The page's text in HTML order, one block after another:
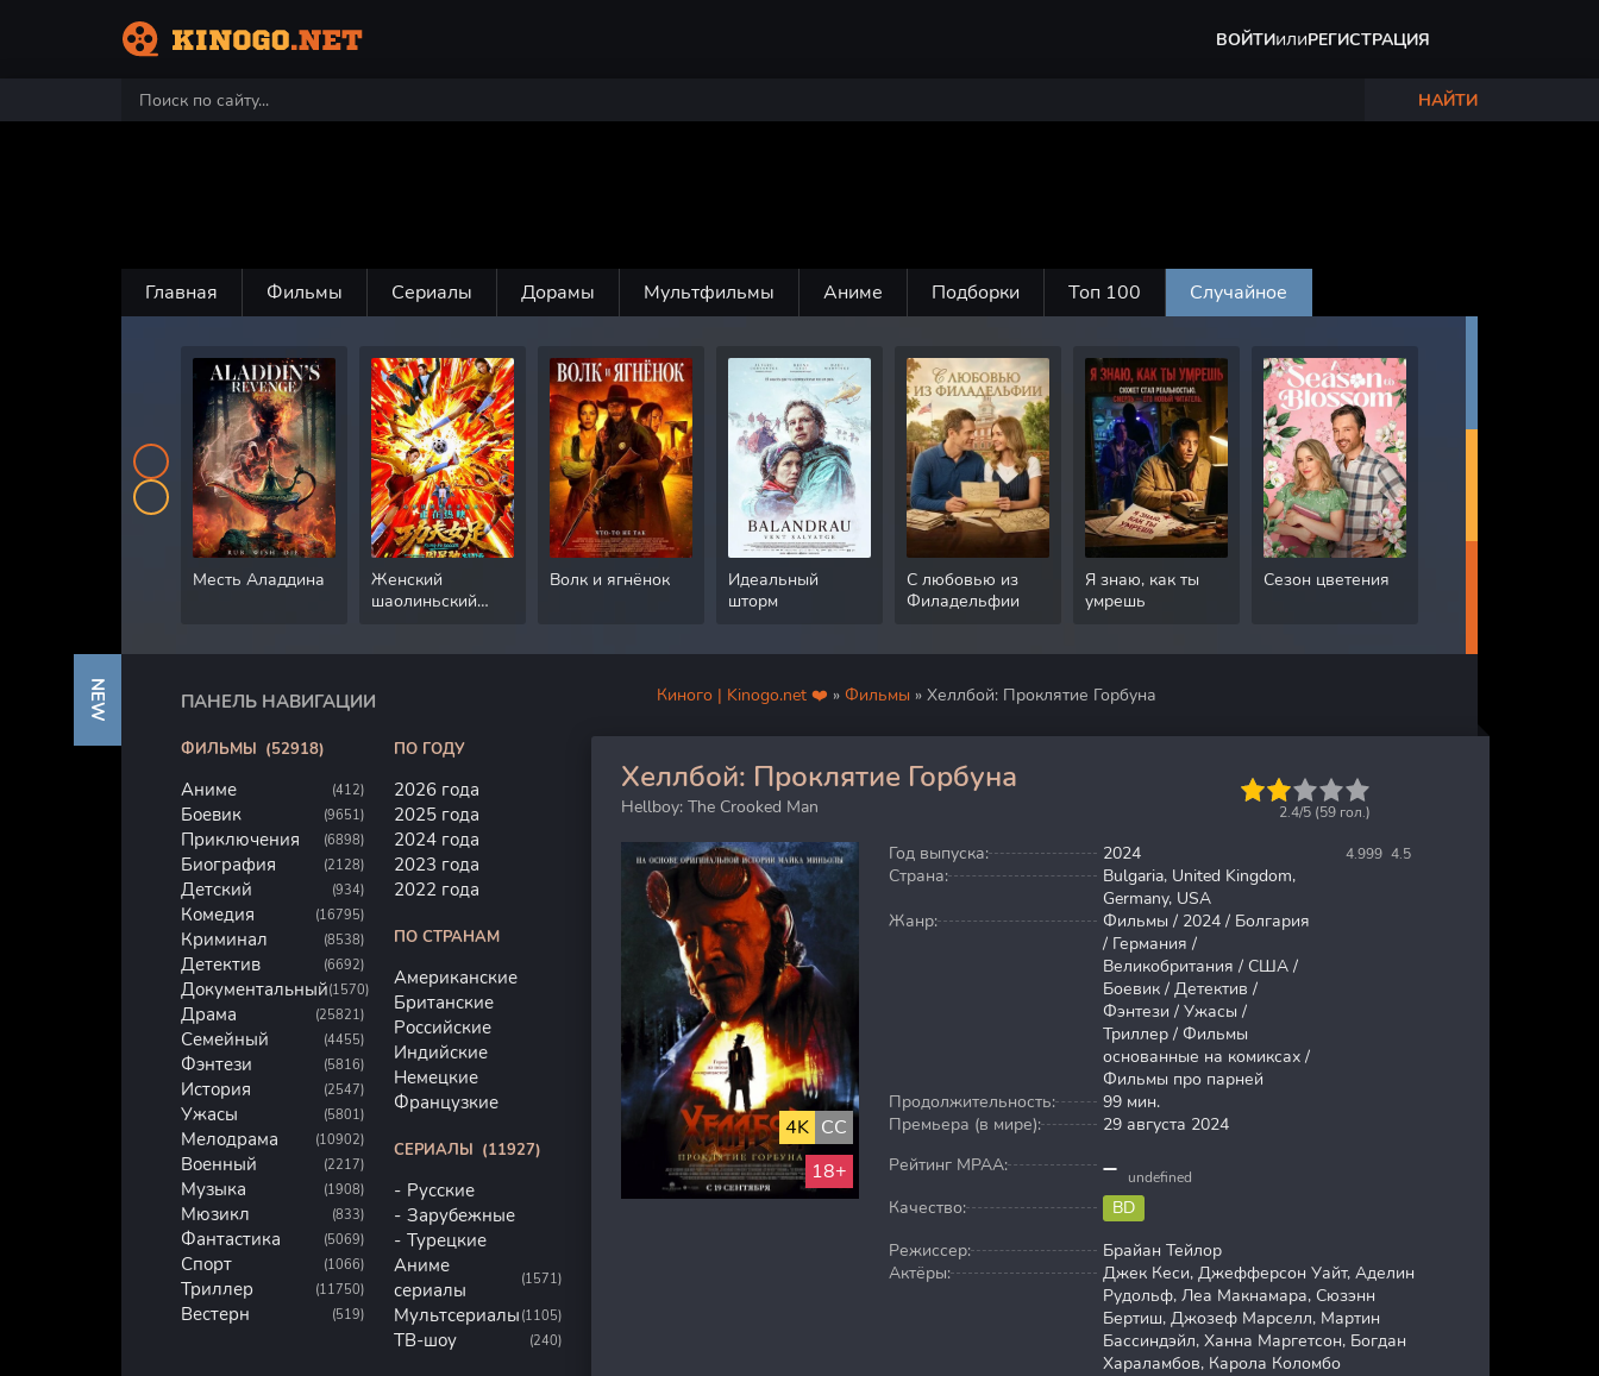
ВОЙТИилиРЕГИСТРАЦИЯ
НАЙТИ
Главная Фильмы Сериалы Дорамы Мультфильмы Аниме Подборки Топ 100 Случайное
Месть Аладдина
Женский
шаолиньский
Волк и ягнёнок
Идеальный
шторм
С любовью из
Филадельфии
Я знаю, как ты
умрешь
Сезон цветения
Киного | Kinogo.net ❤️ » Фильмы » Хеллбой: Проклятие Горбуна
Хеллбой: Проклятие Горбуна
Hellboy: The Crooked Man
4.999 4.5
40
2.4/5 (59 гол.)
4K CC
18+
Год выпуска:
2024
Страна:
Bulgaria, United Kingdom,
Germany, USA
Жанр:
Фильмы / 2024 / Болгария
/ Германия /
Великобритания / США /
Боевик / Детектив /
Фэнтези / Ужасы /
Триллер / Фильмы
основанные на комиксах /
Фильмы про парней
Продолжительность:
99 мин.
Премьера (в мире):
29 августа 2024
Рейтинг MPAA:
undefined
Качество:
BD
Режиссер:
Брайан Тейлор
Актёры:
Джек Кеси, Джефферсон Уайт, Аделин
Рудольф, Леа Макнамара, Сюзэнн
Бертиш, Джозеф Марселл, Мартин
Бассиндэйл, Ханна Маргетсон, Богдан
Хараламбов, Карола Коломбо
ПАНЕЛЬ НАВИГАЦИИ
NEW
ФИЛЬМЫ (52918)
Аниме (412)
Боевик (9651)
Приключения (6898)
Биография (2128)
Детский (934)
Комедия (16795)
Криминал (8538)
Детектив (6692)
Документальный(1570)
Драма (25821)
Семейный (4455)
Фэнтези (5816)
История (2547)
Ужасы (5801)
Мелодрама (10902)
Военный (2217)
Музыка (1908)
Мюзикл (833)
Фантастика (5069)
Спорт (1066)
Триллер (11750)
Вестерн (519)
ПО ГОДУ
2026 года
2025 года
2024 года
2023 года
2022 года
ПО СТРАНАМ
Американские
Британские
Российские
Индийские
Немецкие
Французкие
СЕРИАЛЫ (11927)
Русские
Зарубежные
Турецкие
Аниме
сериалы
(1571)
Мультсериалы (1105)
ТВ-шоу (240)